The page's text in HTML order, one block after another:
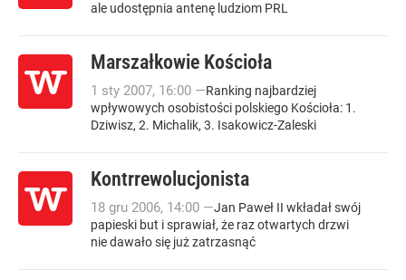
ale udostępnia antenę ludziom PRL
Marszałkowie Kościoła
1 sty 2007, 16:00 —Ranking najbardziej
wpływowych osobistości polskiego Kościoła: 1.
Dziwisz, 2. Michalik, 3. Isakowicz-Zaleski
Kontrrewolucjonista
18 gru 2006, 14:00 —Jan Paweł II wkładał swój
papieski but i sprawiał, że raz otwartych drzwi
nie dawało się już zatrzasnąć